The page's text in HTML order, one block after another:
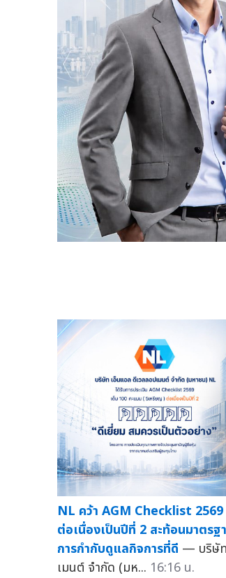
NL คว้า AGM Checklist
ต่อเนื่องเป็นปีที่ 2 สะท้อนมาตรฐ
การกำกับดูแลกิจการที่ดี — บริษัท
เมนต์ จำกัด (มห... 16:16 น.